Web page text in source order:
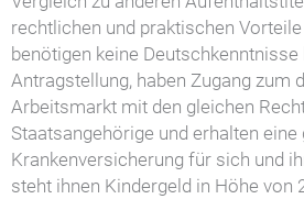
rechtlichen und praktischen
benötigen keine Deutschkenntnisse
Antragstellung, haben Zugang zum
Arbeitsmarkt mit den gleichen
Staatsangehörige und erhalten eine
Krankenversicherung für sich und
steht ihnen Kindergeld in Höhe von